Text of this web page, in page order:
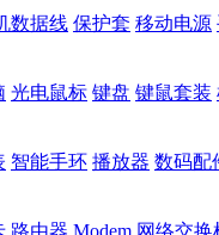
数据线 保护套 移动电源
光电鼠标 键盘 键鼠套装
智能手环 播放器 数码配
路由器 Modem 网络交换